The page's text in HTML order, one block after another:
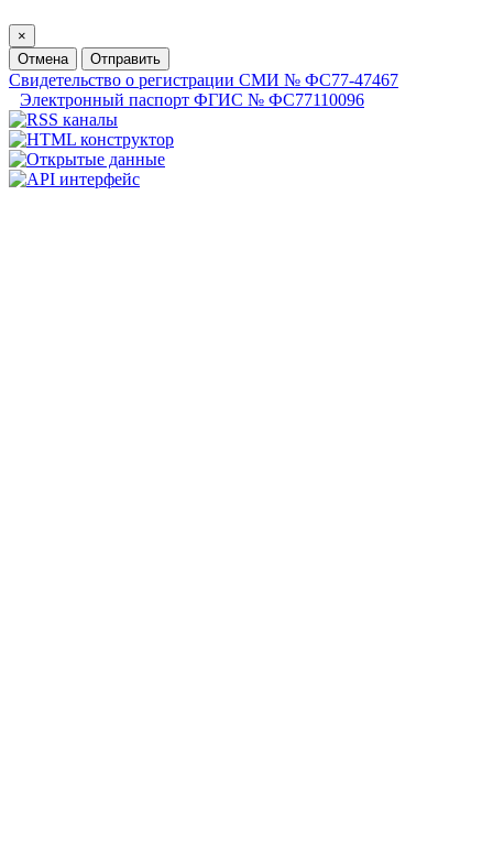
×
Отмена
Отправить
Свидетельство о регистрации СМИ № ФС77-47467
Электронный паспорт ФГИС № ФС77110096